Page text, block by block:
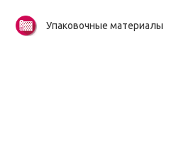
Упаковочные материалы